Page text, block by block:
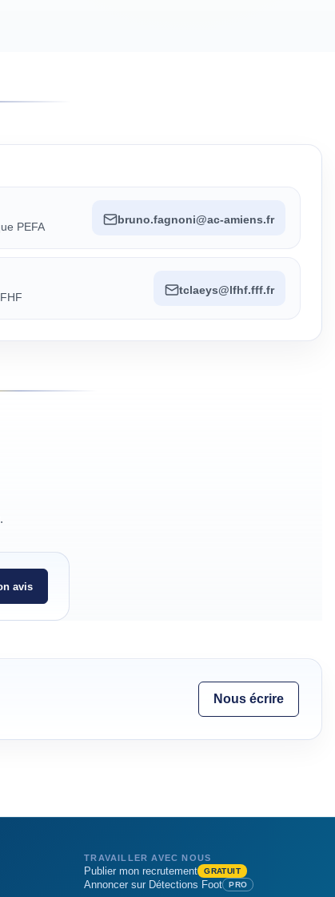
PEFA
bruno.fagnoni@ac-amiens.fr
tclaeys@lfhf.fff.fr
avis
Nous écrire
TRAVAILLER AVEC NOUS
Publier mon recrutement GRATUIT
Annoncer sur Détections Foot PRO